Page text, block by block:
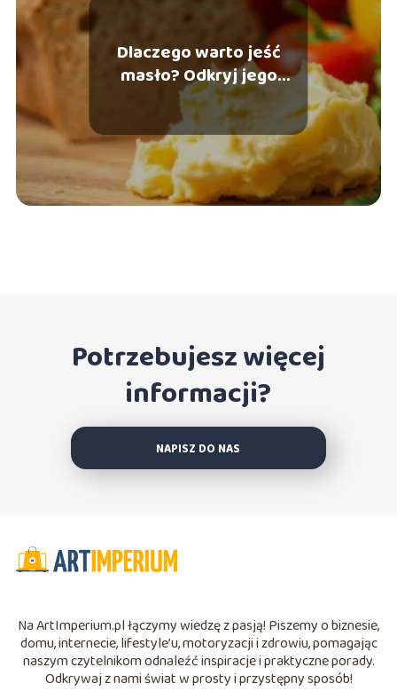
Dlaczego warto jeść
masło? Odkryj jego
zdrowotne korzyści
Potrzebujesz więcej
informacji?
NAPISZ DO NAS
Na ArtImperium.pl łączymy wiedzę z pasją! Piszemy o biznesie,
domu, internecie, lifestyle’u, motoryzacji i zdrowiu, pomagając
naszym czytelnikom odnaleźć inspiracje i praktyczne porady.
Odkrywaj z nami świat w prosty i przystępny sposób!